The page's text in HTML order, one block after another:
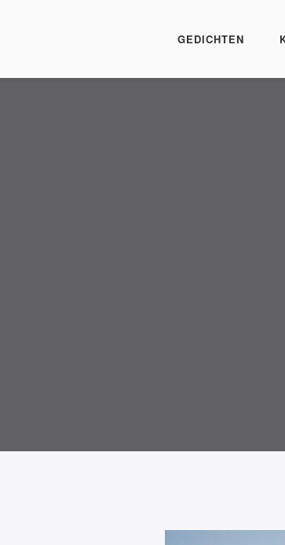
GEDICHTEN